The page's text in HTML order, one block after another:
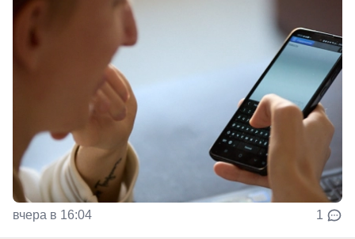
вчера в 16:04 1